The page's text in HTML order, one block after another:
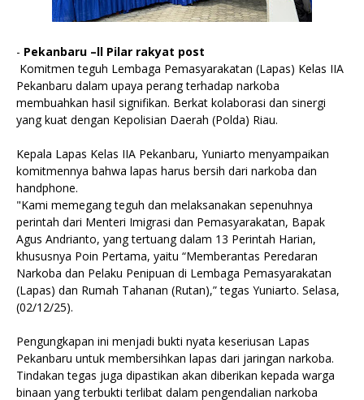
- Pekanbaru –ll Pilar rakyat post
Komitmen teguh Lembaga Pemasyarakatan (Lapas) Kelas IIA
Pekanbaru dalam upaya perang terhadap narkoba
membuahkan hasil signifikan. Berkat kolaborasi dan sinergi
yang kuat dengan Kepolisian Daerah (Polda) Riau.
Kepala Lapas Kelas IIA Pekanbaru, Yuniarto menyampaikan
komitmennya bahwa lapas harus bersih dari narkoba dan
handphone.
"Kami memegang teguh dan melaksanakan sepenuhnya
perintah dari Menteri Imigrasi dan Pemasyarakatan, Bapak
Agus Andrianto, yang tertuang dalam 13 Perintah Harian,
khususnya Poin Pertama, yaitu “Memberantas Peredaran
Narkoba dan Pelaku Penipuan di Lembaga Pemasyarakatan
(Lapas) dan Rumah Tahanan (Rutan),” tegas Yuniarto. Selasa,
(02/12/25).
Pengungkapan ini menjadi bukti nyata keseriusan Lapas
Pekanbaru untuk membersihkan lapas dari jaringan narkoba.
Tindakan tegas juga dipastikan akan diberikan kepada warga
binaan yang terbukti terlibat dalam pengendalian narkoba